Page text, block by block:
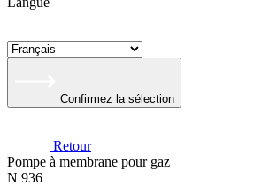
Confirmez la sélection
Retour
Pompe à membrane pour gaz
N 936